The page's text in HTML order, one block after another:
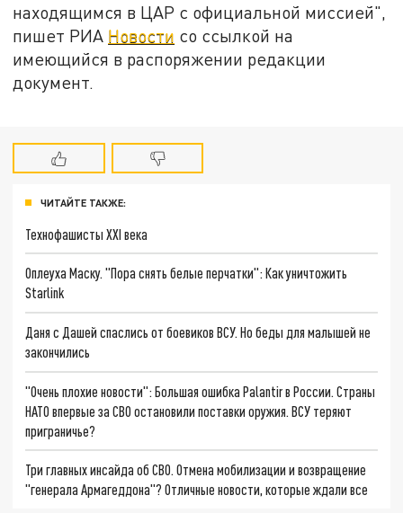
находящимся в ЦАР с официальной миссией",
пишет РИА Новости со ссылкой на
имеющийся в распоряжении редакции
документ.
ЧИТАЙТЕ ТАКЖЕ:
Технофашисты XXI века
Оплеуха Маску. "Пора снять белые перчатки": Как уничтожить
Starlink
Даня с Дашей спаслись от боевиков ВСУ. Но беды для малышей не
закончились
"Очень плохие новости": Большая ошибка Palantir в России. Страны
НАТО впервые за СВО остановили поставки оружия. ВСУ теряют
приграничье?
Три главных инсайда об СВО. Отмена мобилизации и возвращение
"генерала Армагеддона"? Отличные новости, которые ждали все